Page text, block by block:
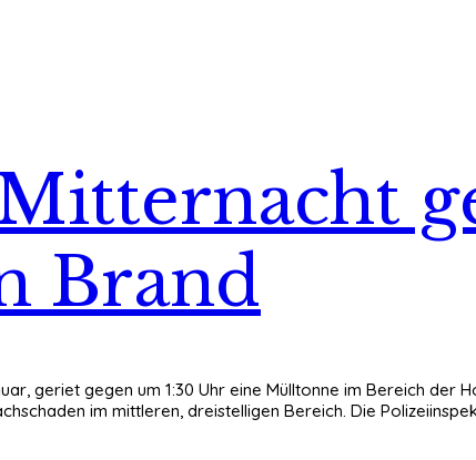
Brand
geriet gegen um 1:30 Uhr eine Mülltonne im Bereich
im mittleren, dreistelligen Bereich. Die